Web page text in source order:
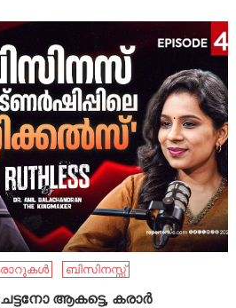
ബിസിനസ്സ്
ആകട്ടെ, കരാർ